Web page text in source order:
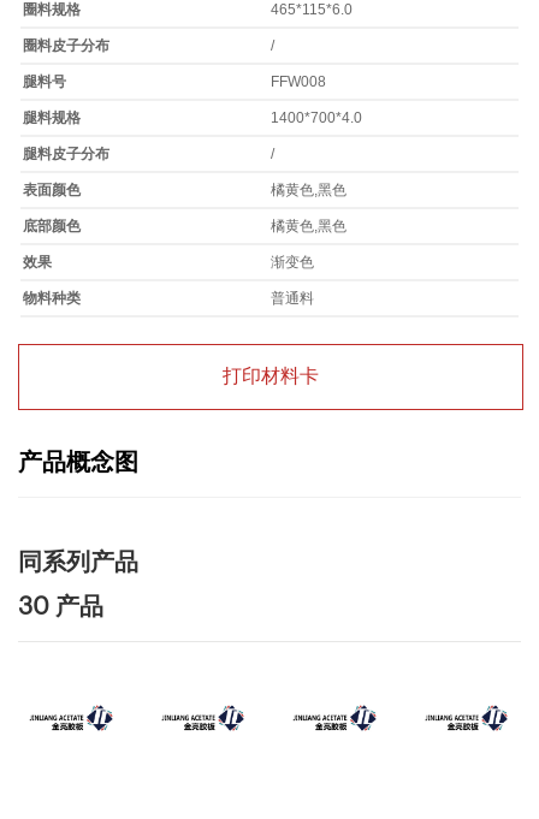
圈料规格 465*115*6.0
圈料皮子分布 /
腿料号 FFW008
腿料规格 1400*700*4.0
腿料皮子分布 /
表面颜色 橘黄色,黑色
底部颜色 橘黄色,黑色
效果 渐变色
物料种类 普通料
打印材料卡
产品概念图
同系列产品
30 产品